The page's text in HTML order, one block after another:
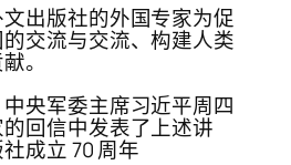
出版社的外国专家为促
交流与交流、构建人类
。
央军委主席习近平周四
回信中发表了上述讲
成立 70 周年